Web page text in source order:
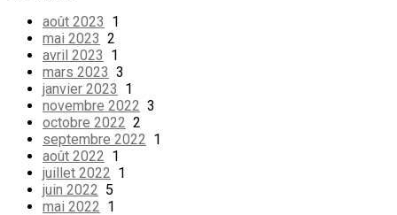
août 2023 1
mai 2023 2
avril 2023 1
mars 2023 3
janvier 2023 1
novembre 2022 3
octobre 2022 2
septembre 2022 1
août 2022 1
juillet 2022 1
juin 2022 5
mai 2022 1